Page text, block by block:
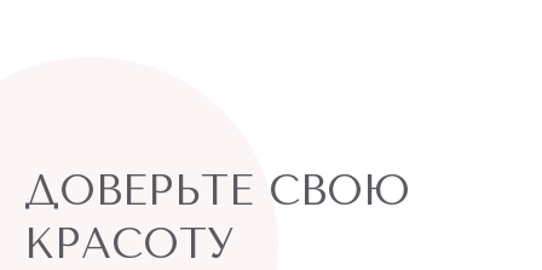
ДОВЕРЬТЕ СВОЮ
КРАСОТУ